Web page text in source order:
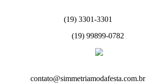
(19) 3301-3301
(19) 99899-0782
contato@simmetriamodafesta.com.br